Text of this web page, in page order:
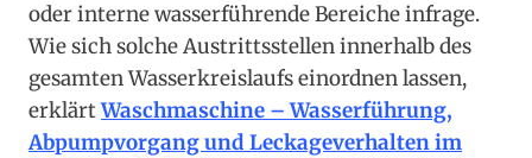
oder interne wasserführende Bereiche infrage.
Wie sich solche Austrittsstellen innerhalb des
gesamten Wasserkreislaufs einordnen lassen,
erklärtWaschmaschine – Wasserführung,
Abpumpvorgang und Leckageverhalten im